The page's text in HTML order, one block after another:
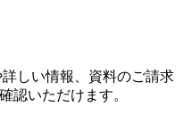
しい情報、資料のご請求
認いただけます。